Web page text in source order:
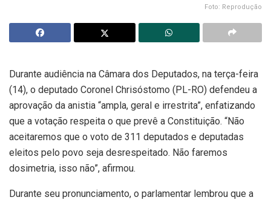
Foto: Reprodução
Durante audiência na Câmara dos Deputados, na terça-feira
(14), o deputado Coronel Chrisóstomo (PL-RO) defendeu a
aprovação da anistia “ampla, geral e irrestrita”, enfatizando
que a votação respeita o que prevê a Constituição. “Não
aceitaremos que o voto de 311 deputados e deputadas
eleitos pelo povo seja desrespeitado. Não faremos
dosimetria, isso não”, afirmou.
Durante seu pronunciamento, o parlamentar lembrou que a